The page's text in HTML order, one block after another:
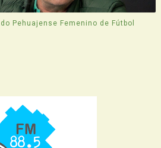
Pehuajense Femenino de Fútbol